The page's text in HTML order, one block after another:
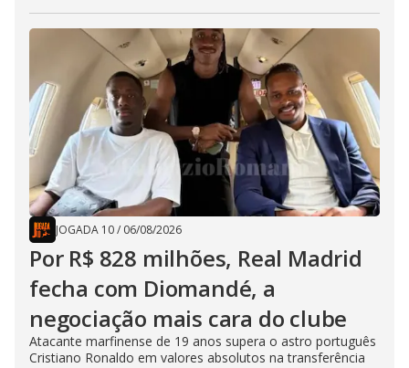
JOGADA 10/ 06/08/2026
Por R$ 828 milhões, Real Madrid
fecha com Diomandé, a
negociação mais cara do clube
Atacante marfinense de 19 anos supera o astro português
Cristiano Ronaldo em valores absolutos na transferência